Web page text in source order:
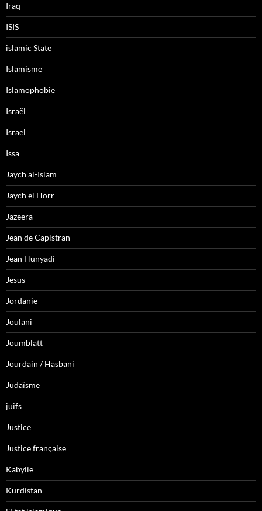
Iraq
ISIS
islamic State
Islamisme
Islamophobie
Israël
Israel
Issa
Jaych al-Islam
Jaych el Horr
Jazeera
Jean de Capistran
Jean Hunyadi
Jesus
Jordanie
Joulani
Joumblatt
Jourdain / Hasbani
Judaïsme
juifs
Justice
Justice française
Kabylie
Kurdistan